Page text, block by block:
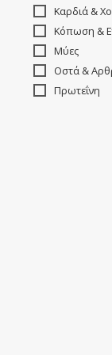
Καρδιά &
Κόπωση &
Μύες
Οστά &
Πρωτεΐνη